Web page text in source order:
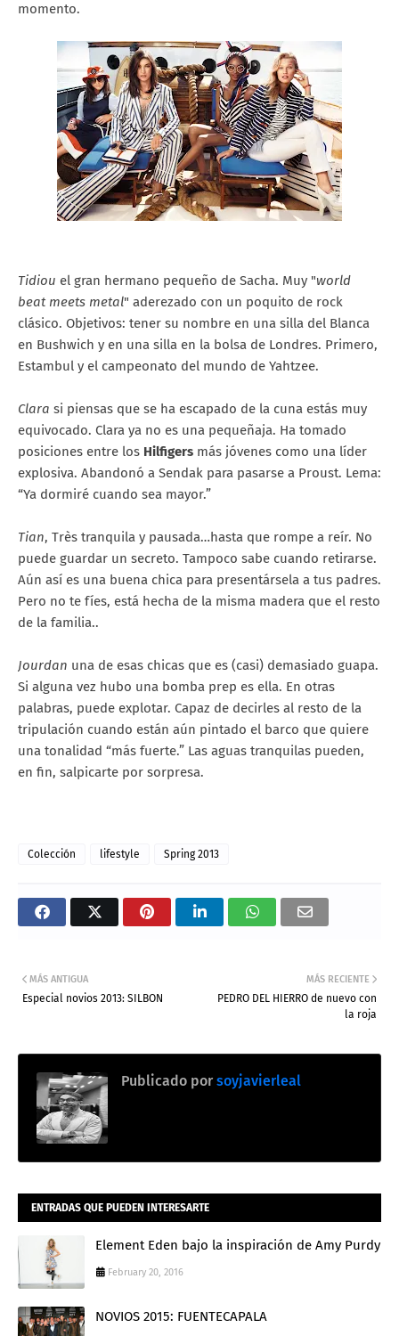
momento.
Tidiou el gran hermano pequeño de Sacha. Muy "world
beat meets metal" aderezado con un poquito de rock
clásico. Objetivos: tener su nombre en una silla del Blanca
en Bushwich y en una silla en la bolsa de Londres. Primero,
Estambul y el campeonato del mundo de Yahtzee.
Clara si piensas que se ha escapado de la cuna estás muy
equivocado. Clara ya no es una pequeñaja. Ha tomado
posiciones entre los Hilfigers más jóvenes como una líder
explosiva. Abandonó a Sendak para pasarse a Proust. Lema:
“Ya dormiré cuando sea mayor.”
Tian, Très tranquila y pausada…hasta que rompe a reír. No
puede guardar un secreto. Tampoco sabe cuando retirarse.
Aún así es una buena chica para presentársela a tus padres.
Pero no te fíes, está hecha de la misma madera que el resto
de la familia..
Jourdan una de esas chicas que es (casi) demasiado guapa.
Si alguna vez hubo una bomba prep es ella. En otras
palabras, puede explotar. Capaz de decirles al resto de la
tripulación cuando están aún pintado el barco que quiere
una tonalidad “más fuerte.” Las aguas tranquilas pueden,
en fin, salpicarte por sorpresa.
Colección lifestyle Spring 2013
MÁS RECIENTE
PEDRO DEL HIERRO de nuevo con
la roja
MÁS ANTIGUA
Especial novios 2013: SILBON
Publicado por soyjavierleal
ENTRADAS QUE PUEDEN INTERESARTE
Element Eden bajo la inspiración de Amy Purdy
February 20, 2016
NOVIOS 2015: FUENTECAPALA